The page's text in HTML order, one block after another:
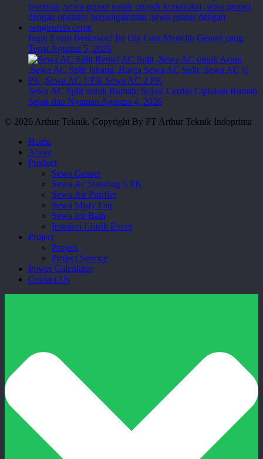
Ingin Event Berkesan? Ini Dia Cara Memilih Genset yang
Tepat Agustus 5, 2026
Sewa AC Split untuk Rumah: Solusi Cerdas Ciptakan Rumah
Sejuk dan Nyaman Agustus 4, 2026
© 2026 Arthur Teknik. Copyright By PT Arthur Teknik Indoprima
Close
Menu
Home
About
Product
Sewa Genset
Sewa Ac Standing 5 PK
Sewa Air Purifier
Sewa Misty Fan
Sewa Ice Bath
Instalasi Listrik Event
Project
Project
Project Service
Power Calculator
Contact Us